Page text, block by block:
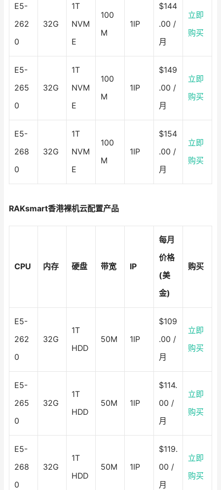
E5-
262
0
32G
1T
NVM
E
100
M
1IP
$144
.00 /
月
立即
购买
E5-
265
0
32G
1T
NVM
E
100
M
1IP
$149
.00 /
月
立即
购买
E5-
268
0
32G
1T
NVM
E
100
M
1IP
$154
.00 /
月
立即
购买
RAKsmart香港裸机云配置产品
CPU 内存 硬盘 带宽 IP
每月
价格
(美
金)
购买
E5-
262
0
32G
1T
HDD
50M 1IP
$109
.00 /
月
立即
购买
E5-
265
0
32G
1T
HDD
50M 1IP
$114.
00 /
月
立即
购买
E5-
268
0
32G
1T
HDD
50M 1IP
$119.
00 /
月
立即
购买